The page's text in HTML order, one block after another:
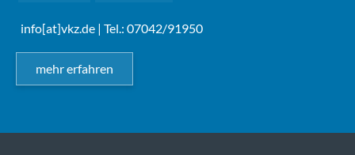
info[at]vkz.de | Tel.: 07042/91950
mehr erfahren